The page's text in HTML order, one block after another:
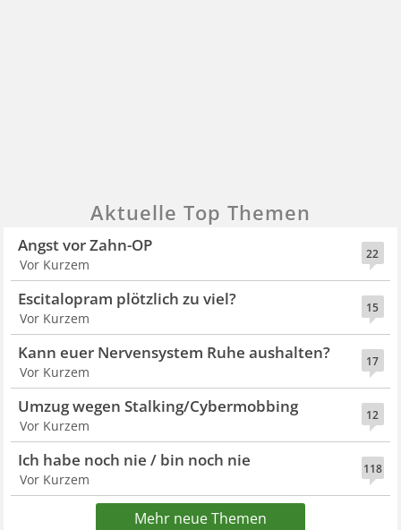
Aktuelle Top Themen
22
Angst vor Zahn-OP
Vor Kurzem
15
Escitalopram plötzlich zu viel?
Vor Kurzem
17
Kann euer Nervensystem Ruhe aushalten?
Vor Kurzem
12
Umzug wegen Stalking/Cybermobbing
Vor Kurzem
118
Ich habe noch nie / bin noch nie
Vor Kurzem
Mehr neue Themen